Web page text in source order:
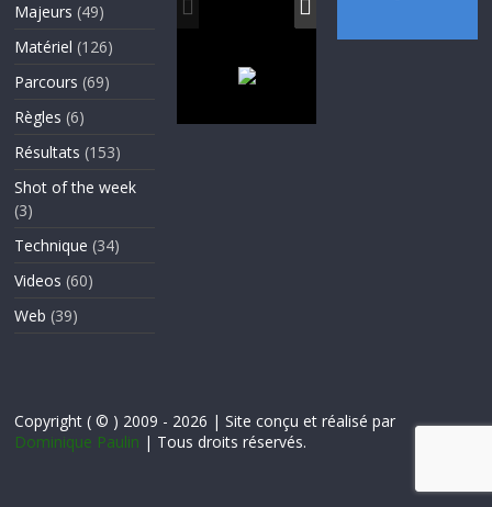
Majeurs (49)
Matériel (126)
Parcours (69)
Règles (6)
Résultats (153)
Shot of the week
(3)
Technique (34)
Videos (60)
Web (39)
Copyright ( © ) 2009 - 2026 | Site conçu et réalisé par
Dominique Paulin | Tous droits réservés.